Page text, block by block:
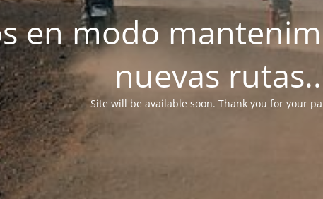
en modo
nuevas
Site will be available soon. Thank you for your